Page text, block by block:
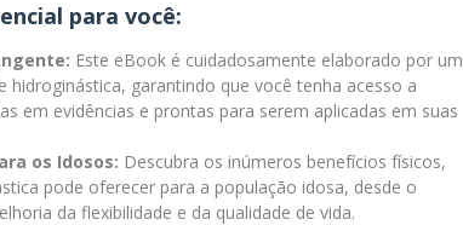
para você:
Este eBook é cuidadosamente elaborado por um
hidroginástica, garantindo que você tenha acesso a
em evidências e prontas para serem aplicadas em suas
os Idosos: Descubra os inúmeros benefícios físicos,
pode oferecer para a população idosa, desde o
da flexibilidade e da qualidade de vida.